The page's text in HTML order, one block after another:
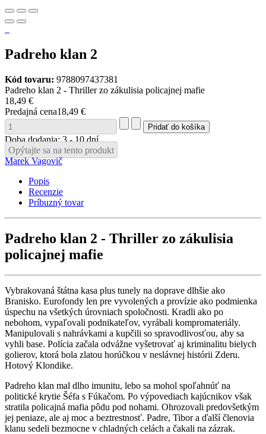
Padreho klan 2
Kód tovaru: 9788097437381
Padreho klan 2 - Thriller zo zákulisia policajnej mafie
18,49 €
Predajná cena18,49 €
Doba dodania: 3 - 10 dní
Opýtajte sa na tento produkt
Marek Vagovič
Popis
Recenzie
Príbuzný tovar
Padreho klan 2 - Thriller zo zákulisia
policajnej mafie
Vybrakovaná štátna kasa plus tunely na doprave dlhšie ako
Branisko. Eurofondy len pre vyvolených a provízie ako podmienka
úspechu na všetkých úrovniach spoločnosti. Kradli ako po
nebohom, vypaľovali podnikateľov, vyrábali kompromateriály.
Manipulovali s nahrávkami a kupčili so spravodlivosťou, aby sa
vyhli base. Polícia začala odvážne vyšetrovať aj kriminalitu bielych
golierov, ktorá bola zlatou horúčkou v neslávnej histórii Zderu.
Hotový Klondike.
Padreho klan mal dlho imunitu, lebo sa mohol spoľahnúť na
politické krytie Šéfa s Fúkačom. Po výpovediach kajúcnikov však
stratila policajná mafia pôdu pod nohami. Ohrozovali predovšetkým
jej peniaze, ale aj moc a beztrestnosť. Padre, Tibor a ďalší členovia
klanu sedeli bezmocne v chladných celách a čakali na zázrak.